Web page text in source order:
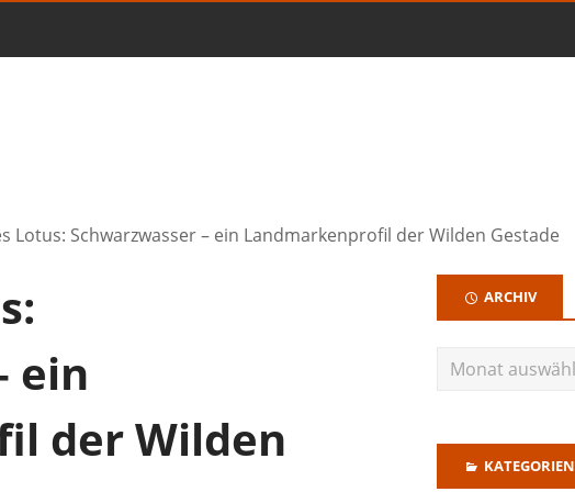
Lotus: Schwarzwasser – ein Landmarkenprofil der Wilden Gestade
ein
der Wilden
ARCHIV
KATEGORIEN